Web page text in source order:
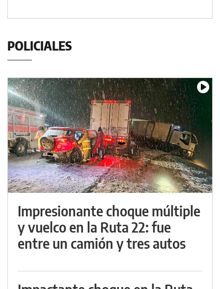
POLICIALES
Impresionante choque múltiple
y vuelco en la Ruta 22: fue
entre un camión y tres autos